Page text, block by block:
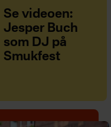
Se videoen:
Jesper Buch
som DJ på
Smukfest